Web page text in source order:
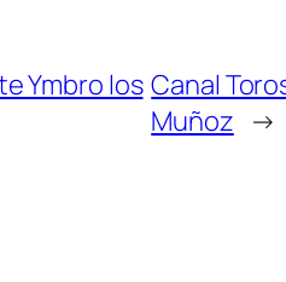
Ymbro los Canal
Muñoz →